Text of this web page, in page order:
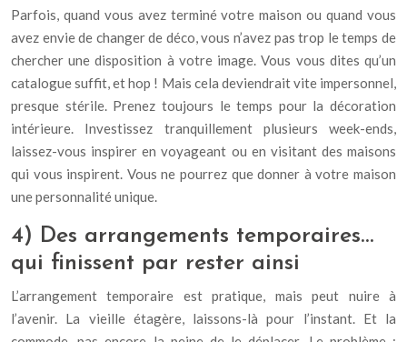
Parfois, quand vous avez terminé votre maison ou quand vous
avez envie de changer de déco, vous n’avez pas trop le temps de
chercher une disposition à votre image. Vous vous dites qu’un
catalogue suffit, et hop ! Mais cela deviendrait vite impersonnel,
presque stérile. Prenez toujours le temps pour la décoration
intérieure. Investissez tranquillement plusieurs week-ends,
laissez-vous inspirer en voyageant ou en visitant des maisons
qui vous inspirent. Vous ne pourrez que donner à votre maison
une personnalité unique.
4) Des arrangements temporaires…
qui finissent par rester ainsi
L’arrangement temporaire est pratique, mais peut nuire à
l’avenir. La vieille étagère, laissons-là pour l’instant. Et la